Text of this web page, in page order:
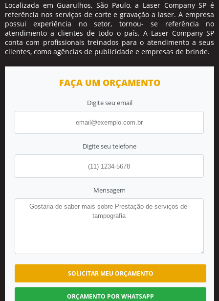
Localizada em Guarulhos, São Paulo, a Laser Company SP é
referência nos serviços de corte e gravação a laser. A empresa
possui experiência no setor, tornou- se referência no
atendimento a clientes de todo o país. A Laser Company SP
conta com profissionais treinados para o atendimento a seus
clientes, como agências de publicidade e empresas de brinde.
FAÇA UM ORÇAMENTO
Digite seu email
Digite seu telefone
Mensagem
SOLICITAR MEU ORÇAMENTO
ORÇAMENTO POR WHATSAPP